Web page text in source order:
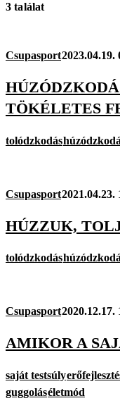
3 találat
Csupasport2023.04.19.
TÖKÉLETES
tolódzkodás
Csupasport2021.04.23.
HÚZZUK,
tolódzkodás
Csupasport2020.12.17.
AMIKOR A
saját testsúly
guggoláséletmód